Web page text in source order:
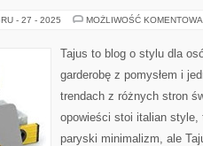
- 27 - 2025 MOŻLIWOŚĆ
Tajus to blog o stylu dla
garderobę z pomysłem i
trendach z różnych stron
opowieści stoi italian style,
paryski minimalizm, ale